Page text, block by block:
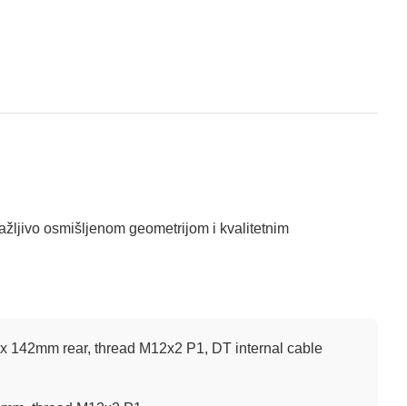
osmišljenom geometrijom i kvalitetnim
142mm rear, thread M12x2 P1, DT internal cable